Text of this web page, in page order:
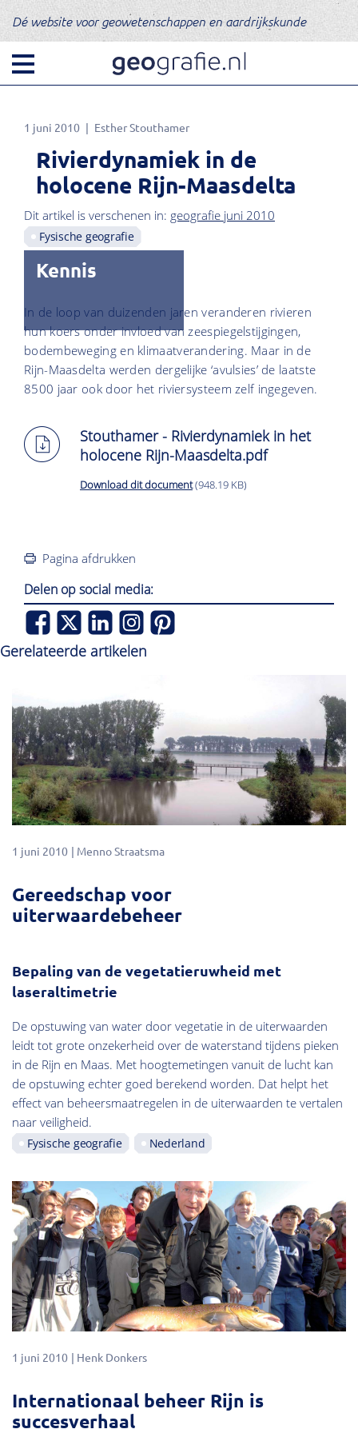
Dé website voor geowetenschappen en aardrijkskunde
1 juni 2010 Esther Stouthamer
Rivierdynamiek in de
holocene Rijn-Maasdelta
Dit artikel is verschenen in: geografie juni 2010
Fysische geografie
Kennis
In de loop van duizenden jaren veranderen rivieren
hun koers onder invloed van zeespiegelstijgingen,
bodembeweging en klimaatverandering. Maar in de
Rijn-Maasdelta werden dergelijke ‘avulsies’ de laatste
8500 jaar ook door het riviersysteem zelf ingegeven.
Stouthamer - Rivierdynamiek in het
holocene Rijn-Maasdelta.pdf
Download dit document(948.19 KB)
Pagina afdrukken
Delen op social media:
Gerelateerde artikelen
1 juni 2010 Menno Straatsma
Gereedschap voor
uiterwaardebeheer
Bepaling van de vegetatieruwheid met
laseraltimetrie
De opstuwing van water door vegetatie in de uiterwaarden
leidt tot grote onzekerheid over de waterstand tijdens pieken
in de Rijn en Maas. Met hoogtemetingen vanuit de lucht kan
de opstuwing echter goed berekend worden. Dat helpt het
effect van beheersmaatregelen in de uiterwaarden te vertalen
naar veiligheid.
Fysische geografie Nederland
1 juni 2010 Henk Donkers
Internationaal beheer Rijn is
succesverhaal